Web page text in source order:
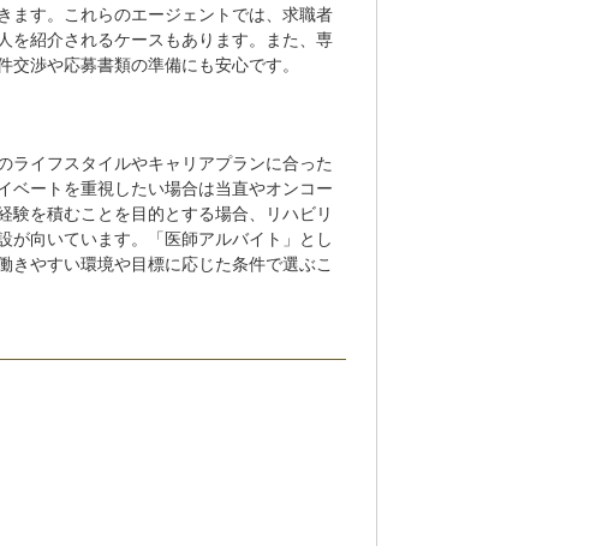
ます。これらのエージェントでは、求職者
を紹介されるケースもあります。また、専
渉や応募書類の準備にも安心です。
ライフスタイルやキャリアプランに合った
ベートを重視したい場合は当直やオンコー
験を積むことを目的とする場合、リハビリ
が向いています。「医師アルバイト」とし
きやすい環境や目標に応じた条件で選ぶこ